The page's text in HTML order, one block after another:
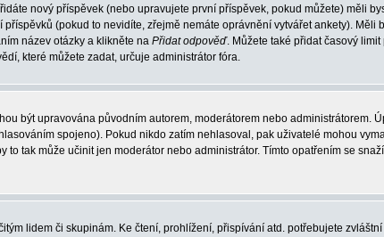
nový příspěvek (nebo upravujete první příspěvek, pokud můžete) měli
(pokud to nevidíte, zřejmě nemáte oprávnění vytvářet ankety). Měli
název otázky a klikněte na Přidat odpověď. Můžete také přidat časový
které můžete zadat, určuje administrátor fóra.
být upravována původním autorem, moderátorem nebo administrátorem.
spojeno). Pokud nikdo zatím nehlasoval, pak uživatelé mohou
to tak může učinit jen moderátor nebo administrátor. Tímto opatřením se
lidem či skupinám. Ke čtení, prohlížení, přispívání atd. potřebujete